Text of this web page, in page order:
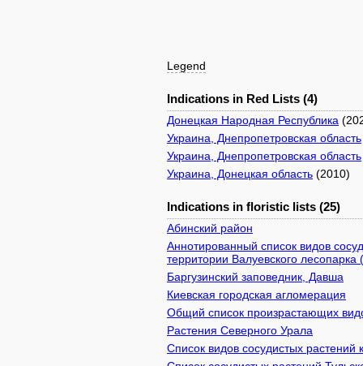
Legend
Indications in Red Lists (4)
Донецкая Народная Республика
Украина, Днепропетровская область
Украина, Днепропетровская область
Украина, Донецкая область (2010)
Indications in floristic lists (25)
Абинский район
Аннотированный список видов
территории Валуевского
Баргузинский заповедник, Давша
Киевcкая городская агломерация
Общий список произрастающих
Растения Северного Урала
Список видов сосудистых